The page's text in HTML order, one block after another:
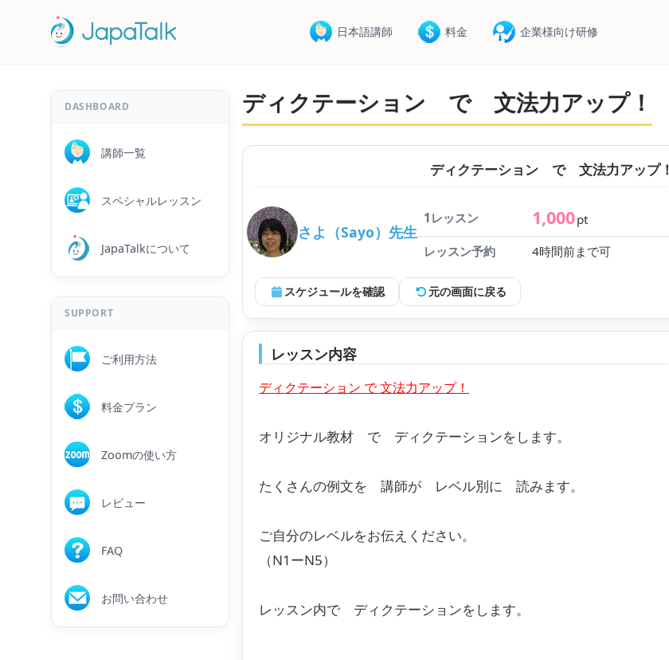
日本語講師 料金 企業様向け研修
DASHBOARD
講師一覧
スペシャルレッスン
JapaTalkについて
SUPPORT
ご利用方法
料金プラン
Zoomの使い方
レビュー
FAQ
お問い合わせ
ディクテーション で 文法力アップ！
ディクテーション で 文法力アップ！
さよ（Sayo）先生
1レッスン 1,000pt
レッスン予約
4時間前まで可
スケジュールを確認 元の画面に戻る
レッスン内容
ディクテーション で 文法力アップ！
オリジナル教材 で ディクテーションをします。
たくさんの例文を 講師が レベル別に 読みます。
ご自分のレベルをお伝えください。
（N1ーN5）
レッスン内で ディクテーションをします。